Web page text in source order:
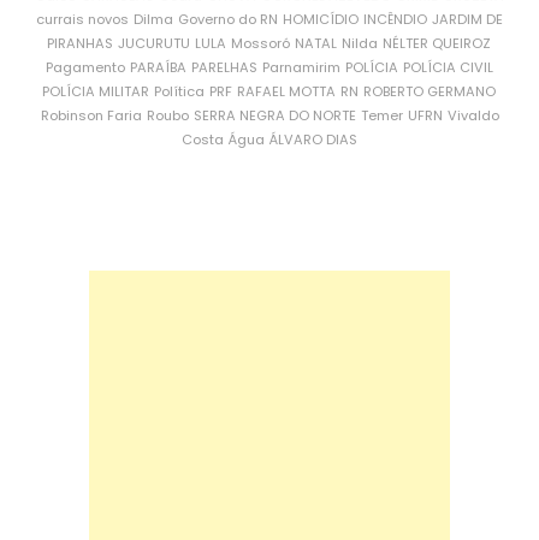
currais novos Dilma Governo do RN HOMICÍDIO INCÊNDIO JARDIM DE
PIRANHAS JUCURUTU LULA Mossoró NATAL Nilda NÉLTER QUEIROZ
Pagamento PARAÍBA PARELHAS Parnamirim POLÍCIA POLÍCIA CIVIL
POLÍCIA MILITAR Política PRF RAFAEL MOTTA RN ROBERTO GERMANO
Robinson Faria Roubo SERRA NEGRA DO NORTE Temer UFRN Vivaldo
Costa Água ÁLVARO DIAS